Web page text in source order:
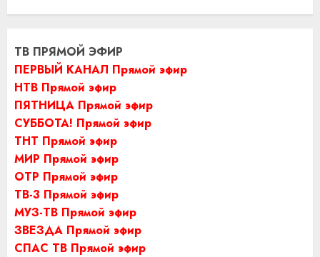
ТВ ПРЯМОЙ ЭФИР
ПЕРВЫЙ КАНАЛ Прямой эфир
НТВ Прямой эфир
ПЯТНИЦА Прямой эфир
СУББОТА! Прямой эфир
ТНТ Прямой эфир
МИР Прямой эфир
ОТР Прямой эфир
ТВ-3 Прямой эфир
МУЗ-ТВ Прямой эфир
ЗВЕЗДА Прямой эфир
СПАС ТВ Прямой эфир